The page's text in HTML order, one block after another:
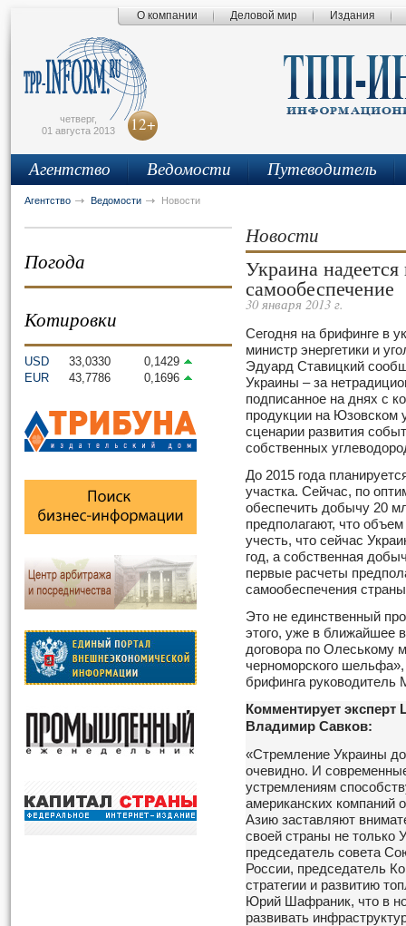
О компании Деловой мир Издания
четверг,
01 августа 2013
12+
Агентство Ведомости Путеводитель
Агентство Ведомости Новости
Погода
Котировки
USD 33,0330
0,1429
EUR
43,7786 0,1696
Новости
Украина надеется
самообеспечение
30 января 2013 г.
Сегодня на брифинге в
министр энергетики и
Эдуард Ставицкий
Украины – за
подписанное на днях с
продукции на Юзовском
сценарии развития
собственных
До 2015 года
участка. Сейчас, по
обеспечить добычу 20
предполагают, что
учесть, что сейчас
год, а собственная
первые расчеты
самообеспечения
Это не единственный
этого, уже в ближайшее
договора по Олеському
черноморского
брифинга руководитель
Комментирует эксперт
Владимир Савков:
«Стремление Украины
очевидно. И
устремлениям
американских компаний
Азию заставляют
своей страны не только
председатель совета
России, председатель
стратегии и развитию
Юрий Шафраник, что в
развивать